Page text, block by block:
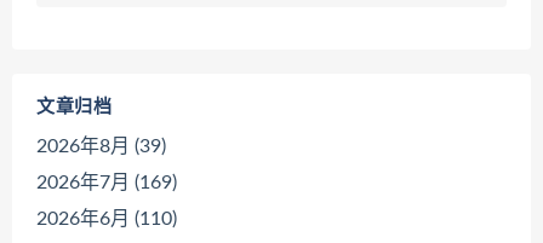
文章归档
2026年8月 (39)
2026年7月 (169)
2026年6月 (110)